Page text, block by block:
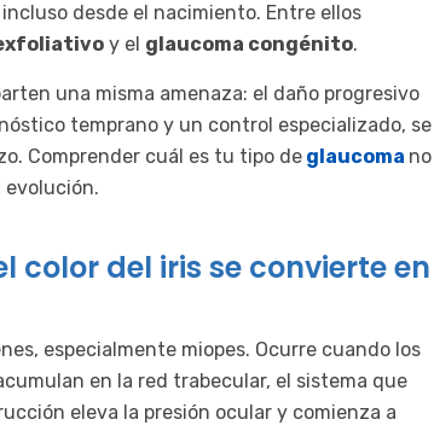
desde el nacimiento. Entre ellos
y el glaucoma congénito.
una misma amenaza: el daño progresivo
temprano y un control especializado, se
Comprender cuál es tu tipo de glaucoma no
evolución.
del iris se convierte en
especialmente miopes. Ocurre cuando los
en la red trabecular, el sistema que
eleva la presión ocular y comienza a